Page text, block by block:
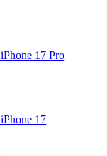
iPhone 17 Pro
iPhone 17